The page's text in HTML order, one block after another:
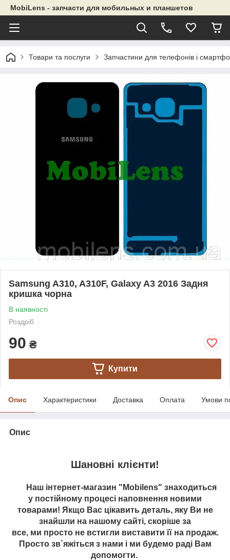
MobiLens - запчасти для мобильных и планшетов
Товари та послуги Запчастини для телефонів і
Samsung A310, A310F, Galaxy A3 2016 Задня
кришка чорна
В наявності
Роздріб
90 ₴
Купити
Опис Характеристики Доставка Оплата Умови
Опис
Шановні клієнти!
Наш інтернет-магазин "Mobilens" знаходиться
у постійному процесі наповнення новими
товарами! Якщо Вас цікавить деталь, яку Ви не
знайшли на нашому сайті, скоріше за
все, ми просто не встигли виставити її на продаж.
Просто зв`яжіться з нами і ми будемо раді Вам
допомогти.